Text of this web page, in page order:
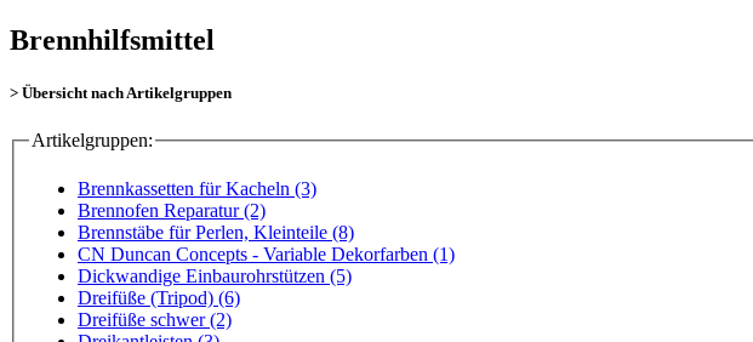
Brennhilfsmittel
> Übersicht nach Artikelgruppen
Artikelgruppen:
Brennkassetten für Kacheln (3)
Brennofen Reparatur (2)
Brennstäbe für Perlen, Kleinteile (8)
CN Duncan Concepts - Variable Dekorfarben (1)
Dickwandige Einbaurohrstützen (5)
Dreifüße (Tripod) (6)
Dreifüße schwer (2)